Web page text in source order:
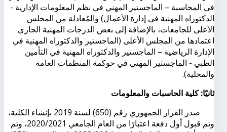
في المحاسبة – الماجستير المهني في نظم المعلومات الإدارية -
الدكتوراه المهنية في إدارة الأعمال) والمُعادلة من المجلس
الأعلى للجامعات، بالإضافة إلى بعض الدرجات المهنية الجاري
اعتمادها من المجلس الأعلى (الماجستير والدكتوراه المهنية في
الإدارة الرياضية – الماجستير والدكتوراه المهنية في التأمين
الطبي - الماجستير المهني في حوكمة المنظمات العامة
والمحلية).
ثانيًا: كلية الحاسبات والمعلومات
صدر القرار الجمهوري رقم (650) لسنة 2019 بإنشاء الكلية،
وتم قبول أول دفعة اعتبارًا من العام الجامعي 2020/2021، وتم